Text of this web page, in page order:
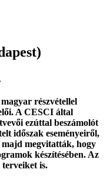
részvétellel
A CESCI által
ezúttal beszámolót
időszak eseményeiről,
megvitatták, hogy
készítésében. Az
is.